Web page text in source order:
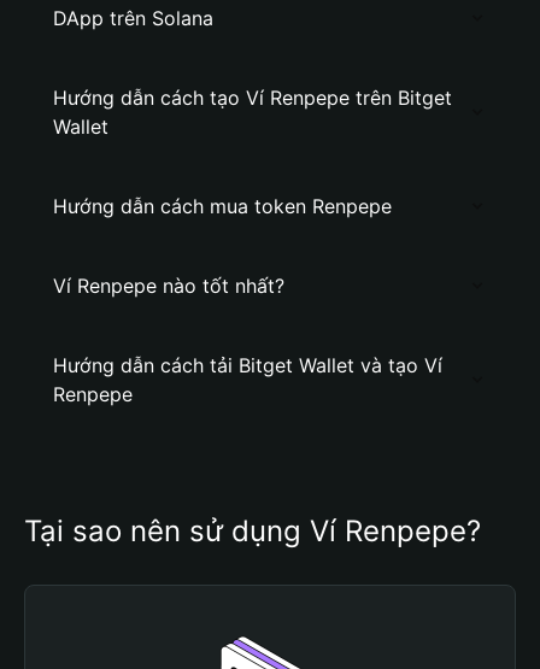
DApp trên Solana
Hướng dẫn cách tạo Ví Renpepe trên Bitget
Wallet
Hướng dẫn cách mua token Renpepe
Ví Renpepe nào tốt nhất?
Hướng dẫn cách tải Bitget Wallet và tạo Ví
Renpepe
Tại sao nên sử dụng Ví Renpepe?